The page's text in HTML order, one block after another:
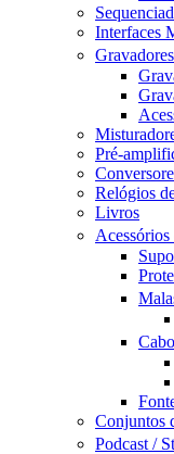
Interfaces
Pré-
Relógios
Livros
Conjuntos
Podcast /